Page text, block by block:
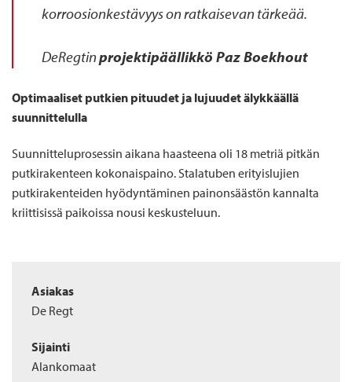
korroosionkestävyys on ratkaisevan tärkeää.
DeRegtinprojektipäällikkö Paz Boekhout
Optimaaliset putkien pituudet ja lujuudet älykkäällä
suunnittelulla
Suunnitteluprosessin aikana haasteena oli 18 metriä pitkän
putkirakenteen kokonaispaino. Stalatuben erityislujien
putkirakenteiden hyödyntäminen painonsäästön kannalta
kriittisissä paikoissa nousi keskusteluun.
Asiakas
De Regt
Sijainti
Alankomaat